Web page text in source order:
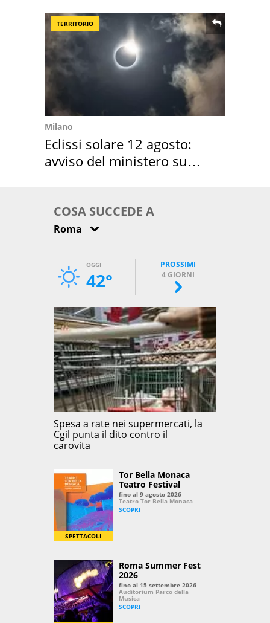
TERRITORIO
Milano
Eclissi solare 12 agosto:
avviso del ministero su